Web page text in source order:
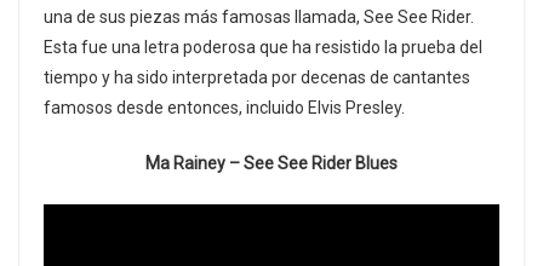
una de sus piezas más famosas llamada, See See Rider.
Esta fue una letra poderosa que ha resistido la prueba del
tiempo y ha sido interpretada por decenas de cantantes
famosos desde entonces, incluido Elvis Presley.
Ma Rainey – See See Rider Blues